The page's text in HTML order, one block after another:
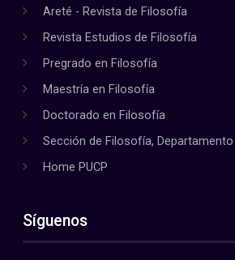
Areté - Revista de Filosofía
Revista Estudios de Filosofía
Pregrado en Filosofía
Maestría en Filosofía
Doctorado en Filosofía
Sección de Filosofía,
Home PUCP
Síguenos